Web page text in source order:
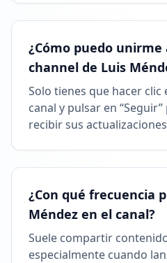
¿Cómo puedo unirme
channel de Luis
Solo tienes que hacer clic
canal y pulsar en
recibir sus
¿Con qué frecuencia
Méndez en el canal?
Suele compartir
especialmente cuando